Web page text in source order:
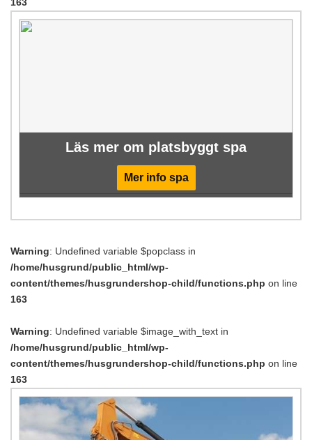
Läs mer om platsbyggt spa
Mer info spa
Warning: Undefined variable $popclass in
/home/husgrund/public_html/wp-
content/themes/husgrundershop-child/functions.php on line
163
Warning: Undefined variable $image_with_text in
/home/husgrund/public_html/wp-
content/themes/husgrundershop-child/functions.php on line
163